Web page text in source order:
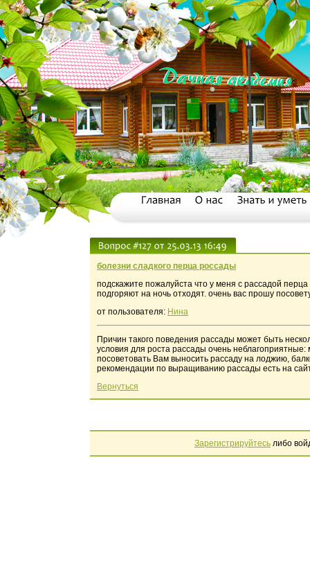
болезни сладкого перца россады
подскажите пожалуйста что у меня с рассадой
подгоряют на ночь отходят. очень вас прошу
от пользователя: Нина
Причин такого поведения рассады может быть
условия для роста рассады очень
посоветовать Вам выносить рассаду на лоджию,
рекомендации по выращиванию рассады есть на
Вернуться
Зарегистрируйтесь либо